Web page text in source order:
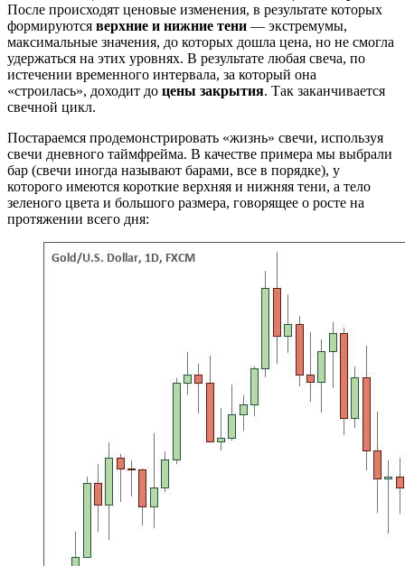
После происходят ценовые изменения, в результате которых
формируются верхние и нижние тени — экстремумы,
максимальные значения, до которых дошла цена, но не смогла
удержаться на этих уровнях. В результате любая свеча, по
истечении временного интервала, за который она
«строилась», доходит до цены закрытия. Так заканчивается
свечной цикл.
Постараемся продемонстрировать «жизнь» свечи, используя
свечи дневного таймфрейма. В качестве примера мы выбрали
бар (свечи иногда называют барами, все в порядке), у
которого имеются короткие верхняя и нижняя тени, а тело
зеленого цвета и большого размера, говорящее о росте на
протяжении всего дня: